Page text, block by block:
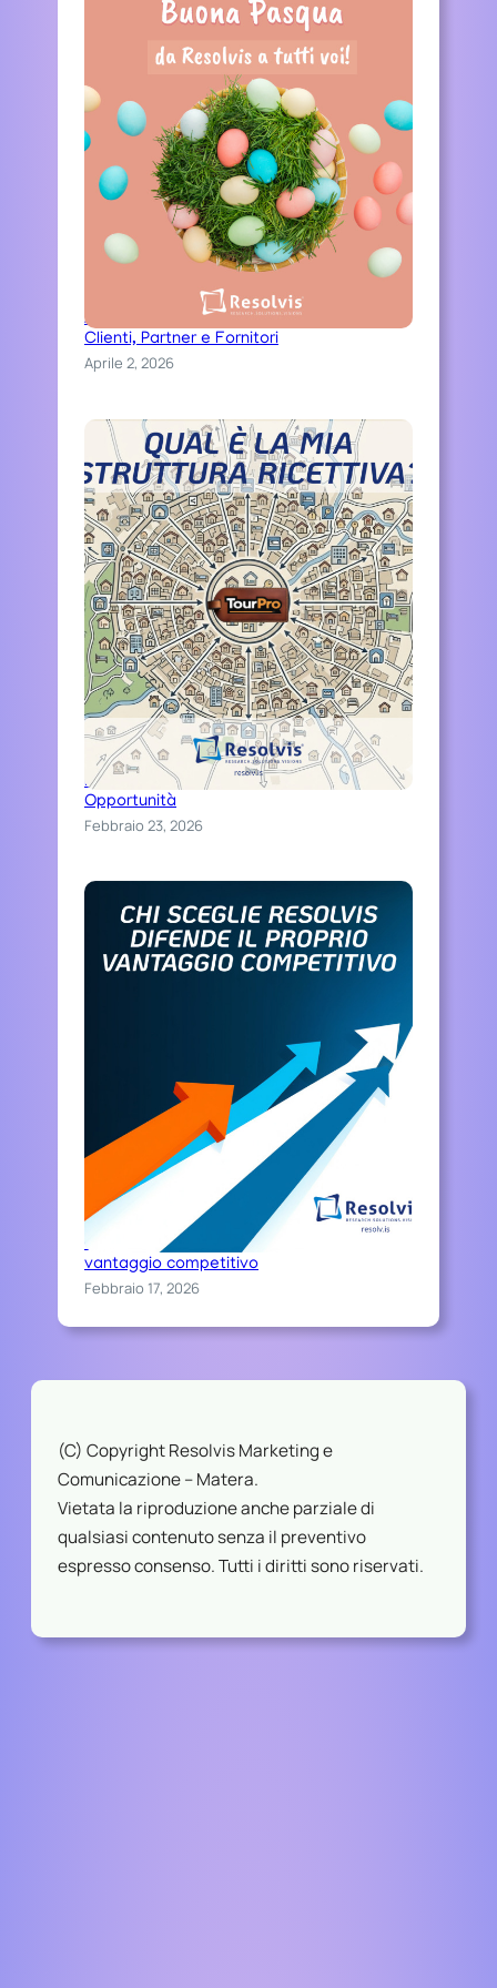
Auguri di una serena Pasqua ai nostri
Clienti, Partner e Fornitori
Aprile 2, 2026
Distinguiti Online, Trasforma Ospitalità in
Opportunità
Febbraio 23, 2026
Chi sceglie Resolvis difende il proprio
vantaggio competitivo
Febbraio 17, 2026
(C) Copyright Resolvis Marketing e
Comunicazione – Matera.
Vietata la riproduzione anche parziale di
qualsiasi contenuto senza il preventivo
espresso consenso. Tutti i diritti sono riservati.